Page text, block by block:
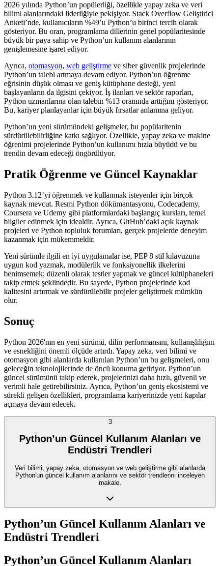
2026 yılında Python’un popülerliği, özellikle yapay zeka ve veri
bilimi alanlarındaki liderliğiyle pekişiyor. Stack Overflow Geliştirici
Anketi’nde, kullanıcıların %49’u Python’u birinci tercih olarak
gösteriyor. Bu oran, programlama dillerinin genel popülaritesinde
büyük bir paya sahip ve Python’un kullanım alanlarının
genişlemesine işaret ediyor.
Ayrıca, otomasyon, web geliştirme ve siber güvenlik projelerinde
Python’un talebi artmaya devam ediyor. Python’un öğrenme
eğrisinin düşük olması ve geniş kütüphane desteği, yeni
başlayanların da ilgisini çekiyor. İş ilanları ve sektör raporları,
Python uzmanlarına olan talebin %13 oranında arttığını gösteriyor.
Bu, kariyer planlayanlar için büyük fırsatlar anlamına geliyor.
Python’un yeni sürümündeki gelişmeler, bu popülaritenin
sürdürülebilirliğine katkı sağlıyor. Özellikle, yapay zeka ve makine
öğrenimi projelerinde Python’un kullanımı hızla büyüdü ve bu
trendin devam edeceği öngörülüyor.
Pratik Öğrenme ve Güncel Kaynaklar
Python 3.12’yi öğrenmek ve kullanmak isteyenler için birçok
kaynak mevcut. Resmi Python dökümantasyonu, Codecademy,
Coursera ve Udemy gibi platformlardaki başlangıç kursları, temel
bilgiler edinmek için idealdir. Ayrıca, GitHub’daki açık kaynak
projeleri ve Python topluluk forumları, gerçek projelerde deneyim
kazanmak için mükemmeldir.
Yeni sürümle ilgili en iyi uygulamalar ise, PEP 8 stil kılavuzuna
uygun kod yazmak, modülerlik ve fonksiyonellik ilkelerini
benimsemek; düzenli olarak testler yapmak ve güncel kütüphaneleri
takip etmek şeklindedir. Bu sayede, Python projelerinde kod
kalitesini artırmak ve sürdürülebilir projeler geliştirmek mümkün
olur.
Sonuç
Python 2026'nın en yeni sürümü, dilin performansını, kullanışlılığını
ve esnekliğini önemli ölçüde artırdı. Yapay zeka, veri bilimi ve
otomasyon gibi alanlarda kullanılan Python’un bu gelişmeleri, onu
geleceğin teknolojilerinde de öncü konuma getiriyor. Python’un
güncel sürümünü takip ederek, projelerinizi daha hızlı, güvenli ve
verimli hale getirebilirsiniz. Ayrıca, Python’un geniş ekosistemi ve
sürekli gelişen özellikleri, programlama kariyerinizde yeni kapılar
açmaya devam edecek.
3
Python’un Güncel Kullanım Alanları ve
Endüstri Trendleri
Veri bilimi, yapay zeka, otomasyon ve web geliştirme gibi alanlarda
Python'un güncel kullanım alanlarını ve sektör trendlerini inceleyen
makale.
Python’un Güncel Kullanım Alanları ve
Endüstri Trendleri
Python’un Güncel Kullanım Alanları